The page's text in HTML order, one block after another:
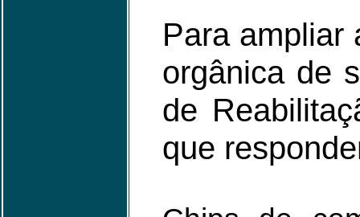
Para ampliar
orgânica de
de
que